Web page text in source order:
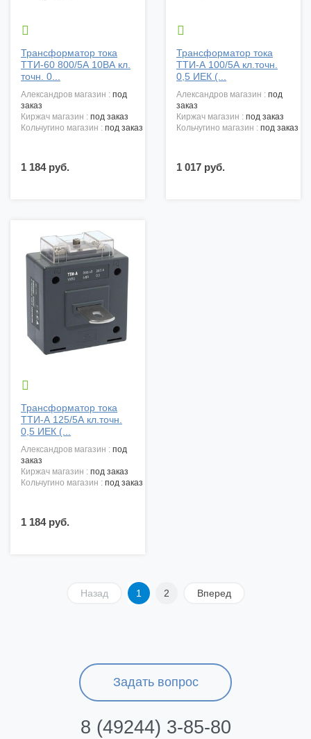

Трансформатор тока
ТТИ-60 800/5А 10ВА кл.
точн. 0...
александров магазин : под
заказ
киржач магазин : под заказ
кольчугино магазин : под заказ
1 184 руб.

Трансформатор тока
ТТИ-А 100/5А кл.точн.
0,5 ИЕК (...
александров магазин : под
заказ
киржач магазин : под заказ
кольчугино магазин : под заказ
1 017 руб.

Трансформатор тока
ТТИ-А 125/5А кл.точн.
0,5 ИЕК (...
александров магазин : под
заказ
киржач магазин : под заказ
кольчугино магазин : под заказ
1 184 руб.
Назад 1 2 Вперед
Задать вопрос
8 (49244) 3-85-80